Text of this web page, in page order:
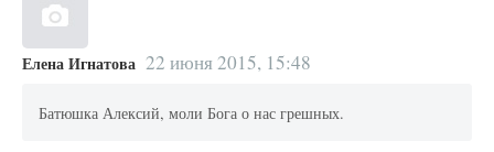
Елена Игнатова 22 июня 2015, 15:48
Батюшка Алексий, моли Бога о нас грешных.